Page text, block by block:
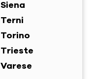
Siena
Terni
Torino
Trieste
Varese